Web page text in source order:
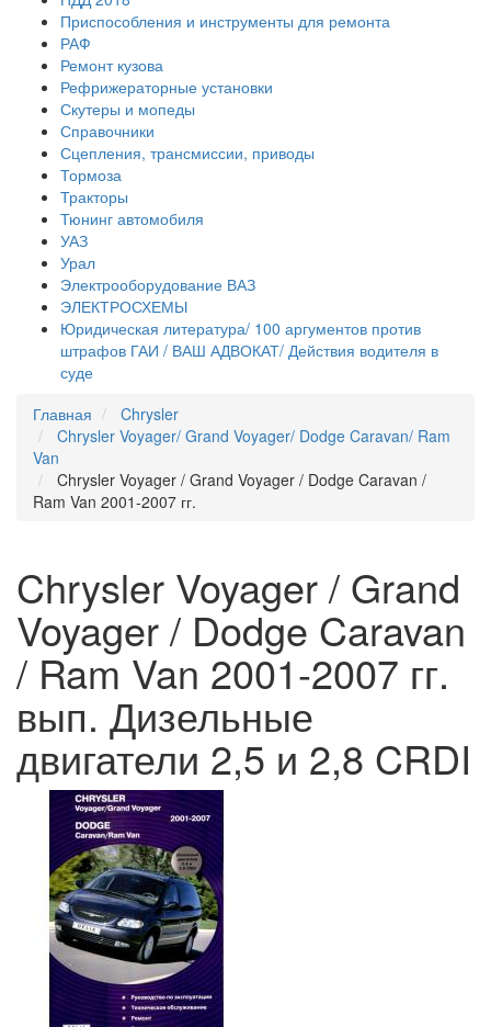
Приспособления и инструменты для ремонта
РАФ
Ремонт кузова
Рефрижераторные установки
Скутеры и мопеды
Справочники
Сцепления, трансмиссии, приводы
Тормоза
Тракторы
Тюнинг автомобиля
УАЗ
Урал
Электрооборудование ВАЗ
ЭЛЕКТРОСХЕМЫ
Юридическая литература/ 100 аргументов против
штрафов ГАИ / ВАШ АДВОКАТ/ Действия водителя в
суде
Главная
Chrysler
Chrysler Voyager/ Grand Voyager/ Dodge Caravan/ Ram
Van
Chrysler Voyager / Grand Voyager / Dodge Caravan /
Ram Van 2001-2007 гг.
Chrysler Voyager / Grand
Voyager / Dodge Caravan
/ Ram Van 2001-2007 гг.
вып. Дизельные
двигатели 2,5 и 2,8 CRDI